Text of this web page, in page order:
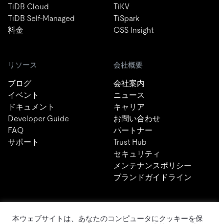
TiDB Cloud
TiDB Self-Managed
料金
TiKV
TiSpark
OSS Insight
リソース
ブログ
イベント
ドキュメント
Developer Guide
FAQ
サポート
会社概要
会社案内
ニュース
キャリア
お問い合わせ
パートナー
Trust Hub
セキュリティ
メンテナンスポリシー
ブランドガイドライン
本ウェブサイトは、あなたのコンピュータにクッキーを保